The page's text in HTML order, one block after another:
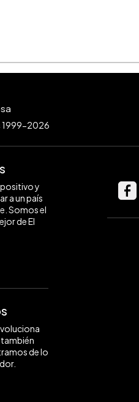
1999-2026
y
a un país
Somos el
de El
de lo